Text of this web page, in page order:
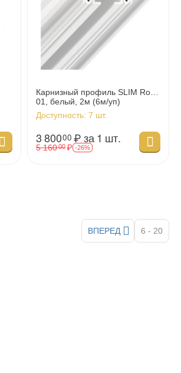
Карнизный профиль SLIM Road
01, белый, 2м (6м/уп)
Доступность: 7 шт.
3 80000 ₽за 1 шт.
5 16000₽ -26%
ВПЕРЕД 6 - 20